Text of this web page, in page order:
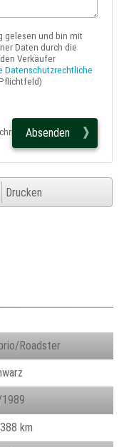
gelesen und bin mit
Daten durch die
Verkäufer
Datenschutzrechtliche
Absenden
Drucken
Roadster
km